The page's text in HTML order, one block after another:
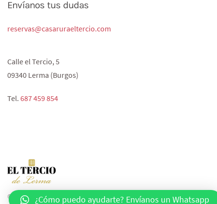
Envíanos tus dudas
reservas@casaruraeltercio.com
Calle el Tercio, 5
09340 Lerma (Burgos)
Tel. 687 459 854‬
© 2020 All rights reserved. Powered byagencia-pop.com.
¿Cómo puedo ayudarte? Envíanos un Whatsapp